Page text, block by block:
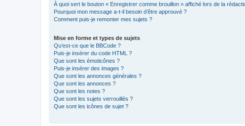
À quoi sert le bouton « Enregistrer comme brouillon » affiché lors de la
Pourquoi mon message a-t-il besoin d’être approuvé ?
Comment puis-je remonter mes sujets ?
Mise en forme et types de sujets
Qu’est-ce que le BBCode ?
Puis-je insérer du code HTML ?
Que sont les émoticônes ?
Puis-je insérer des images ?
Que sont les annonces générales ?
Que sont les annonces ?
Que sont les notes ?
Que sont les sujets verrouillés ?
Que sont les icônes de sujet ?